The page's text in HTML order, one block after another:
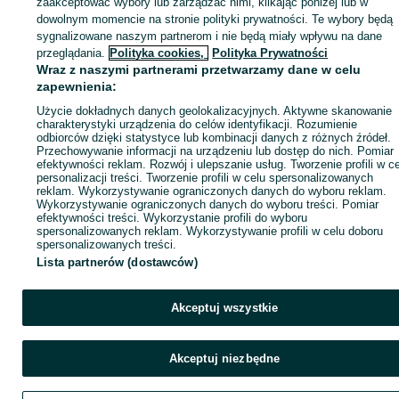
ID:787467975 Wyświetlenia:
Zadzwoń / SMS
dowolnym momencie na stronie polityki prywatności. Te wybory będą
sygnalizowane naszym partnerom i nie będą miały wpływu na dane
przeglądania. Polityka cookies, Polityka Prywatności
Wraz z naszymi partnerami przetwarzamy dane w celu
zapewnienia:
Użycie dokładnych danych geolokalizacyjnych. Aktywne skanowanie
charakterystyki urządzenia do celów identyfikacji. Rozumienie
odbiorców dzięki statystyce lub kombinacji danych z różnych źródeł.
Przechowywanie informacji na urządzeniu lub dostęp do nich. Pomiar
efektywności reklam. Rozwój i ulepszanie usług. Tworzenie profili w
personalizacji treści. Tworzenie profili w celu spersonalizowanych
reklam. Wykorzystywanie ograniczonych danych do wyboru reklam.
Wykorzystywanie ograniczonych danych do wyboru treści. Pomiar
efektywności treści. Wykorzystanie profili do wyboru
spersonalizowanych reklam. Wykorzystywanie profili w celu doboru
spersonalizowanych treści.
Lista partnerów (dostawców)
Akceptuj wszystkie
Akceptuj niezbędne